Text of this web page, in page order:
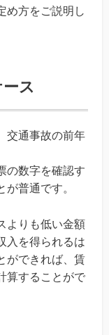
め方をご説明し
ス
交通事故の前年
の数字を確認す
普通です。
よりも低い金額
入を得られるは
ができれば、賃
算することがで